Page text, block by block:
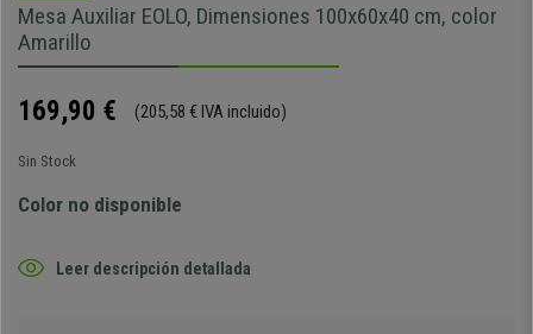
Mesa Auxiliar EOLO, Dimensiones 100x60x40 cm, color
Amarillo
169,90 € (205,58 € IVA incluido)
Sin Stock
Color no disponible
Leer descripción detallada